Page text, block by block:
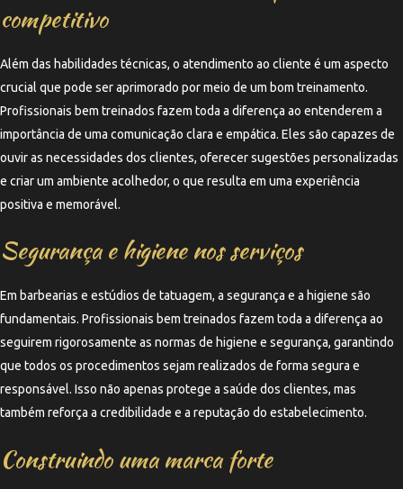
competitivo
Além das habilidades técnicas, o atendimento ao cliente é um aspecto
crucial que pode ser aprimorado por meio de um bom treinamento.
Profissionais bem treinados fazem toda a diferença ao entenderem a
importância de uma comunicação clara e empática. Eles são capazes de
ouvir as necessidades dos clientes, oferecer sugestões personalizadas
e criar um ambiente acolhedor, o que resulta em uma experiência
positiva e memorável.
Segurança e higiene nos serviços
Em barbearias e estúdios de tatuagem, a segurança e a higiene são
fundamentais. Profissionais bem treinados fazem toda a diferença ao
seguirem rigorosamente as normas de higiene e segurança, garantindo
que todos os procedimentos sejam realizados de forma segura e
responsável. Isso não apenas protege a saúde dos clientes, mas
também reforça a credibilidade e a reputação do estabelecimento.
Construindo uma marca forte